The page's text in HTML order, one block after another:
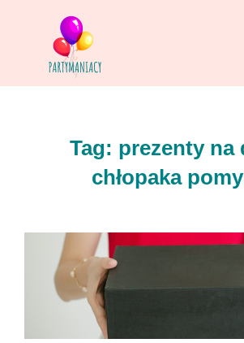
Tag: prezenty na
chłopaka